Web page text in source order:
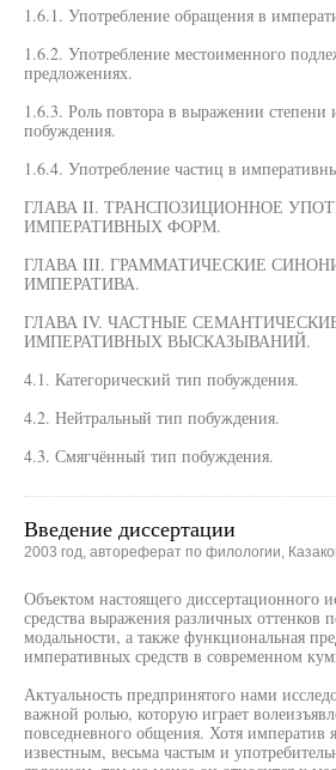
1.6.1. Употребление обращения в
1.6.2. Употребление местоименного
предложениях.
1.6.3. Роль повтора в выражении степени
побуждения.
1.6.4. Употребление частиц в
ГЛАВА II. ТРАНСПОЗИЦИОННОЕ
ИМПЕРАТИВНЫХ ФОРМ.
ГЛАВА III. ГРАММАТИЧЕСКИЕ
ИМПЕРАТИВА.
ГЛАВА IV. ЧАСТНЫЕ
ИМПЕРАТИВНЫХ ВЫСКАЗЫВАНИЙ.
4.1. Категорический тип побуждения.
4.2. Нейтральный тип побуждения.
4.3. Смягчённый тип побуждения.
Введение диссертации
2003 год, автореферат по филологии,
Объектом настоящего диссертационного
средства выражения различных оттенков
модальности, а также функциональная
императивных средств в современном
Актуальность предпринятого нами
важной ролью, которую играет
повседневного общения. Хотя императив
известным, весьма частым и